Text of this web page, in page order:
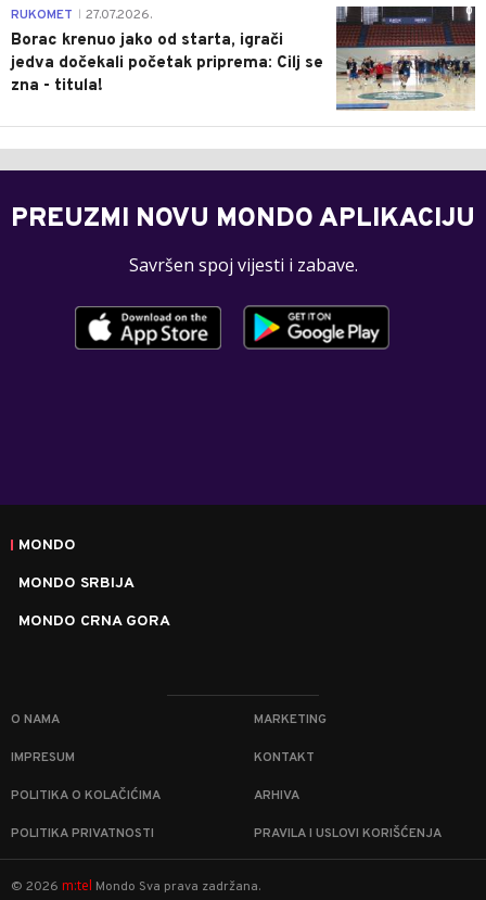
0
RUKOMET 27.07.2026.
Borac krenuo jako od starta, igrači
jedva dočekali početak priprema: Cilj se
zna - titula!
PREUZMI NOVU MONDO APLIKACIJU
Savršen spoj vijesti i zabave.
MONDO
MONDO SRBIJA
MONDO CRNA GORA
O NAMA MARKETING
IMPRESUM KONTAKT
POLITIKA O KOLAČIĆIMA ARHIVA
POLITIKA PRIVATNOSTI PRAVILA I USLOVI KORIŠĆENJA
© 2026 m:tel Mondo Sva prava zadržana.